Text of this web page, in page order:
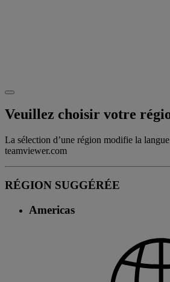
Veuillez choisir votre
La sélection d’une région modifie la
teamviewer.com
RÉGION SUGGÉRÉE
Americas